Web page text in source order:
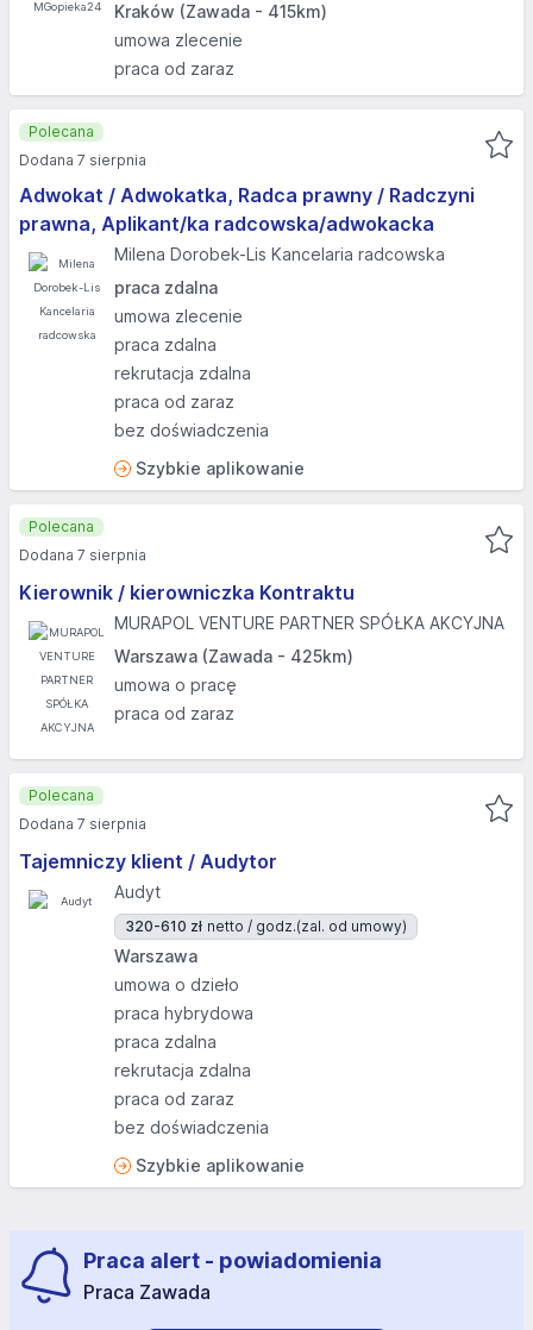
Kraków (Zawada - 415km)
umowa zlecenie
praca od zaraz
Adwokat / Adwokatka, Radca prawny / Radczyni
prawna, Aplikant/ka radcowska/adwokacka
Milena Dorobek-Lis Kancelaria radcowska
praca zdalna
umowa zlecenie
praca zdalna
rekrutacja zdalna
praca od zaraz
bez doświadczenia
Szybkie aplikowanie
Polecana
Dodana 7 sierpnia
Kierownik / kierowniczka Kontraktu
MURAPOL VENTURE PARTNER SPÓŁKA AKCYJNA
Warszawa (Zawada - 425km)
umowa o pracę
praca od zaraz
Polecana
Dodana 7 sierpnia
Tajemniczy klient / Audytor
Audyt
320-610 zł netto / godz.(zal. od umowy)
Warszawa
umowa o dzieło
praca hybrydowa
praca zdalna
rekrutacja zdalna
praca od zaraz
bez doświadczenia
Szybkie aplikowanie
Polecana
Dodana 7 sierpnia
Praca alert - powiadomienia
Praca Zawada